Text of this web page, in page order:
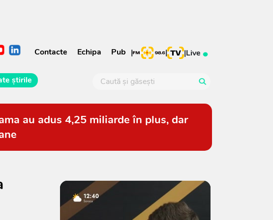
Contacte Echipa Pub | | |Live
știrile
au adus 4,25 miliarde în plus, dar